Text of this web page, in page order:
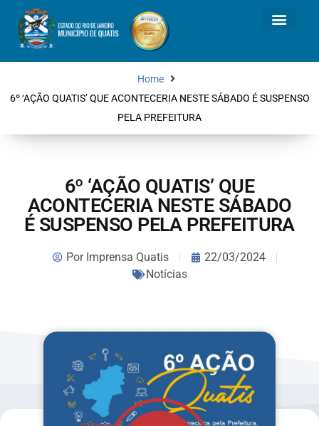
Home
6º ‘AÇÃO QUATIS’ QUE ACONTECERIA NESTE SÁBADO É SUSPENSO
PELA PREFEITURA
6º ‘AÇÃO QUATIS’ QUE
ACONTECERIA NESTE SÁBADO
É SUSPENSO PELA PREFEITURA
PorImprensa Quatis
22/03/2024
Notícias